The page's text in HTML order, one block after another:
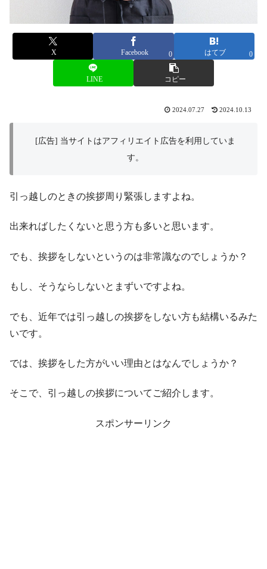
X Facebook 0 はてブ 0
LINE コピー
2024.07.27 2024.10.13
[広告] 当サイトはアフィリエイト広告を利用していま
す。
引っ越しのときの挨拶周り緊張しますよね。
出来ればしたくないと思う方も多いと思います。
でも、挨拶をしないというのは非常識なのでしょうか？
もし、そうならしないとまずいですよね。
でも、近年では引っ越しの挨拶をしない方も結構いるみた
いです。
では、挨拶をした方がいい理由とはなんでしょうか？
そこで、引っ越しの挨拶についてご紹介します。
スポンサーリンク